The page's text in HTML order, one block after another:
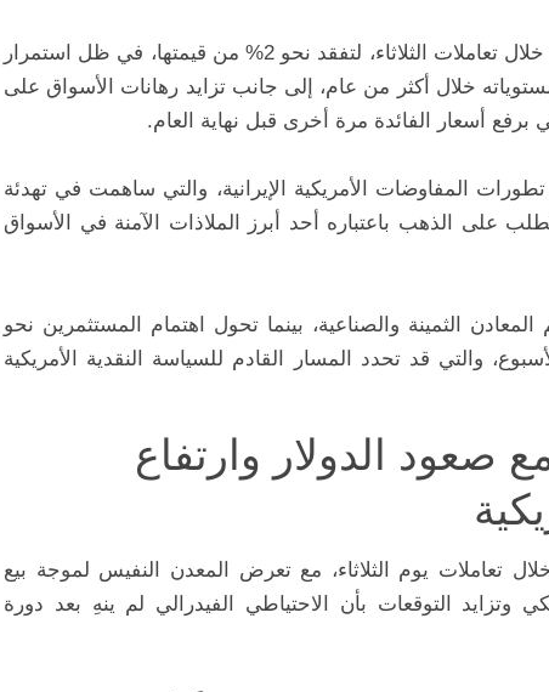
تعرضت أسعار الذهب لضغوط بيعية قوية خلال تعاملات الثلاثاء، لتفقد نحو 2% من قيمتها، في ظل استمرار
خلال أكثر من عام، إلى جانب تزايد رهانات الأسواق على
برفع أسعار الفائدة مرة أخرى قبل نهاية العام.
المفاوضات الأمريكية الإيرانية، والتي ساهمت في تهدئة
على الذهب باعتباره أحد أبرز الملاذات الآمنة في الأسواق
الثمينة والصناعية، بينما تحول اهتمام المستثمرين نحو
والتي قد تحدد المسار القادم للسياسة النقدية الأمريكية
صعود الدولار وارتفاع
تعاملات يوم الثلاثاء، مع تعرض المعدن النفيس لموجة بيع
وتزايد التوقعات بأن الاحتياطي الفيدرالي لم ينهِ بعد دورة